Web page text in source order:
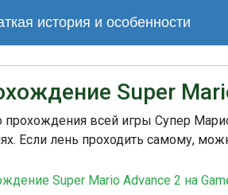
Измените цвет Йоши:В начале
(L + R + A) и нажмите Select, чтобы
Дополнительные жизни:На уровне
скрытый блок, содержащий гриб,
войдите снова
история и особенности
возможность ездить верхом на
совершать прыжки и откладывать
такие как Супер Гриб, Огненный
В игре представлена нелинейная
различные пути и уровни для
включая секретные выходы,
карте.
Super
прохождения всей игры Супер
Если лень проходить самому,
Super Mario Advance 2 на